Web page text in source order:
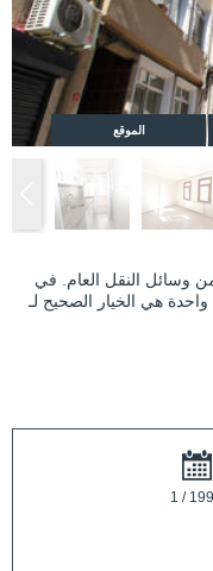
الموقع
وسائل النقل العام. في
هي الخيار الصحيح لـ
1 /